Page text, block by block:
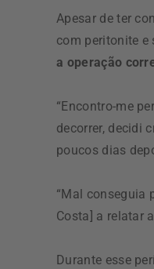
Apesar de ter
com peritonite e
a operação
“Encontro-me
decorrer, decidi
poucos dias
“Mal conseguia
Costa] a relatar
Durante esse